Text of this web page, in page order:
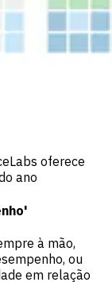
oferece
ano
à mão,
ou
em relação